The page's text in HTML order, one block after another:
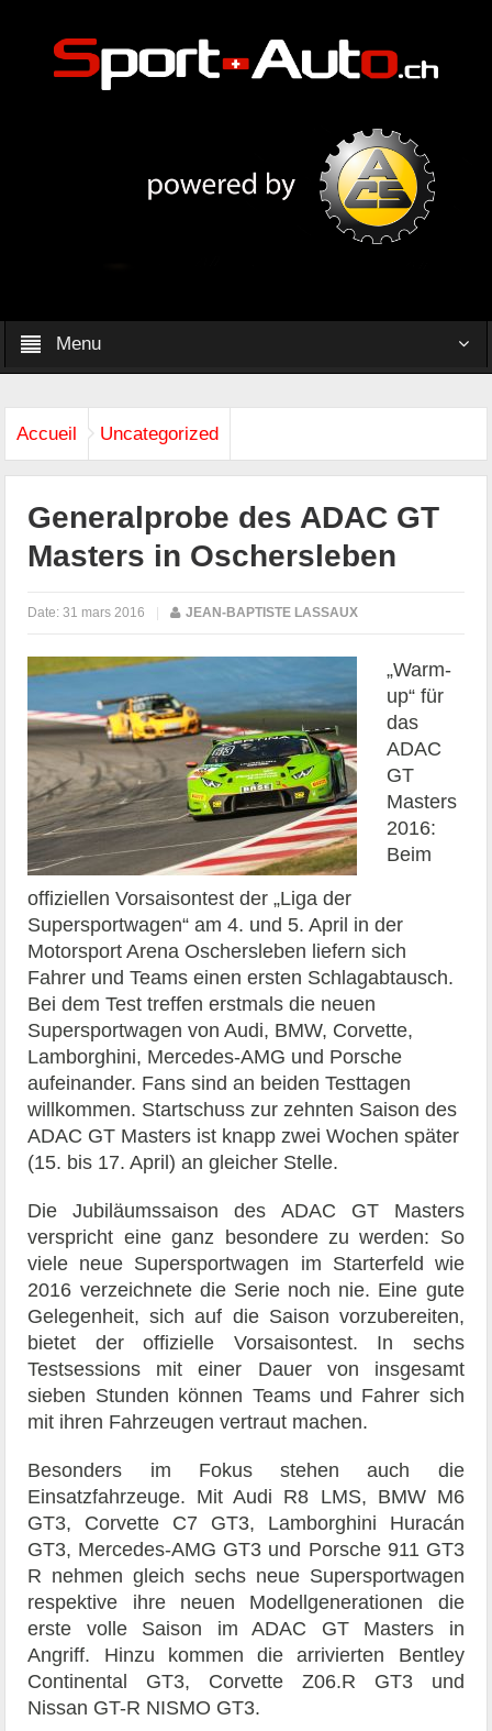
Menu
Accueil Uncategorized
Generalprobe des ADAC GT
Masters in Oschersleben
Date:31 mars 2016 | JEAN-BAPTISTE LASSAUX
„Warm-
up“ für
das
ADAC
GT
Masters
2016:
Beim
offiziellen Vorsaisontest der „Liga der
Supersportwagen“ am 4. und 5. April in der
Motorsport Arena Oschersleben liefern sich
Fahrer und Teams einen ersten Schlagabtausch.
Bei dem Test treffen erstmals die neuen
Supersportwagen von Audi, BMW, Corvette,
Lamborghini, Mercedes-AMG und Porsche
aufeinander. Fans sind an beiden Testtagen
willkommen. Startschuss zur zehnten Saison des
ADAC GT Masters ist knapp zwei Wochen später
(15. bis 17. April) an gleicher Stelle.
Die Jubiläumssaison des ADAC GT Masters
verspricht eine ganz besondere zu werden: So
viele neue Supersportwagen im Starterfeld wie
2016 verzeichnete die Serie noch nie. Eine gute
Gelegenheit, sich auf die Saison vorzubereiten,
bietet der offizielle Vorsaisontest. In sechs
Testsessions mit einer Dauer von insgesamt
sieben Stunden können Teams und Fahrer sich
mit ihren Fahrzeugen vertraut machen.
Besonders im Fokus stehen auch die
Einsatzfahrzeuge. Mit Audi R8 LMS, BMW M6
GT3, Corvette C7 GT3, Lamborghini Huracán
GT3, Mercedes-AMG GT3 und Porsche 911 GT3
R nehmen gleich sechs neue Supersportwagen
respektive ihre neuen Modellgenerationen die
erste volle Saison im ADAC GT Masters in
Angriff. Hinzu kommen die arrivierten Bentley
Continental GT3, Corvette Z06.R GT3 und
Nissan GT-R NISMO GT3.